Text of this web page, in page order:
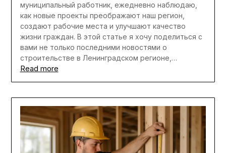
муниципальный работник, ежедневно наблюдаю,
как новые проекты преображают наш регион,
создают рабочие места и улучшают качество
жизни граждан. В этой статье я хочу поделиться с
вами не только последними новостями о
строительстве в Ленинградском регионе,…
Read more